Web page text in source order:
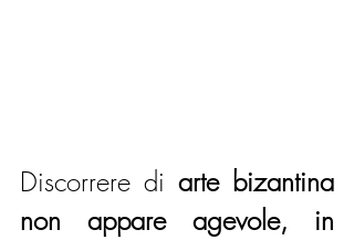
Discorrere di arte bizantina
non appare agevole, in